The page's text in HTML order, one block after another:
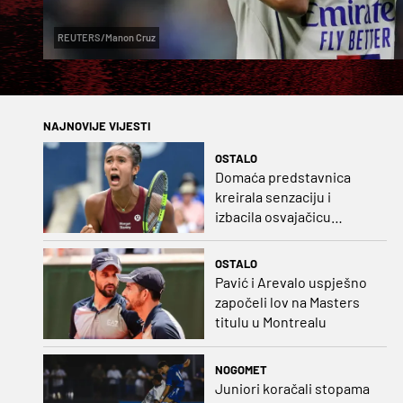
REUTERS/Manon Cruz
NAJNOVIJE VIJESTI
OSTALO
Domaća predstavnica
kreirala senzaciju i
izbacila osvajačicu
OSTALO
Pavić i Arevalo uspješno
započeli lov na Masters
titulu u Montrealu
NOGOMET
Juniori koračali stopama